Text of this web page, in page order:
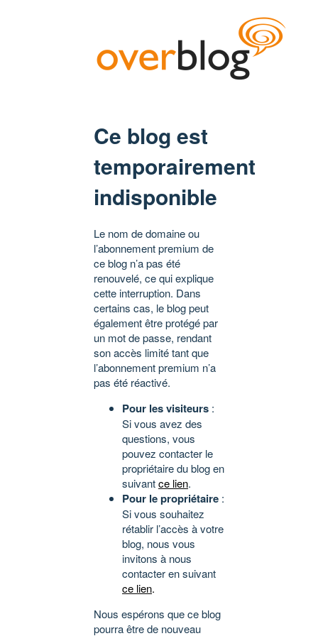
Ce blog est
temporairement
indisponible
Le nom de domaine ou
l’abonnement premium de
ce blog n’a pas été
renouvelé, ce qui explique
cette interruption. Dans
certains cas, le blog peut
également être protégé par
un mot de passe, rendant
son accès limité tant que
l’abonnement premium n’a
pas été réactivé.
Pour les visiteurs :
Si vous avez des
questions, vous
pouvez contacter le
propriétaire du blog en
suivantce lien.
Pour le propriétaire :
Si vous souhaitez
rétablir l’accès à votre
blog, nous vous
invitons à nous
contacter en suivant
ce lien.
Nous espérons que ce blog
pourra être de nouveau